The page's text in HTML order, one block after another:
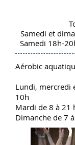
Samedi et
Samedi 18h-
Aérobic
Lundi, mercredi
10h
Mardi de 8 à 21
Dimanche de 7